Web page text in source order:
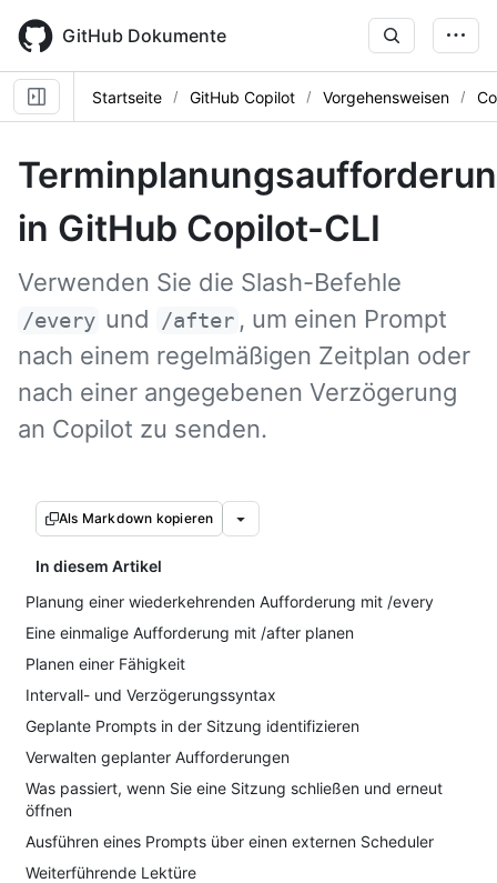
main
content
GitHub Dokumente
Startseite GitHub Copilot Vorgehensweisen
in GitHub Copilot-CLI
Verwenden Sie die Slash-Befehle
/every und /after , um einen Prompt
nach einem regelmäßigen Zeitplan oder
nach einer angegebenen Verzögerung
an Copilot zu senden.
Als Markdown kopieren
In diesem Artikel
Planung einer wiederkehrenden Aufforderung mit /every
Eine einmalige Aufforderung mit /after planen
Planen einer Fähigkeit
Intervall- und Verzögerungssyntax
Geplante Prompts in der Sitzung identifizieren
Verwalten geplanter Aufforderungen
Was passiert, wenn Sie eine Sitzung schließen und erneut
öffnen
Ausführen eines Prompts über einen externen Scheduler
Weiterführende Lektüre